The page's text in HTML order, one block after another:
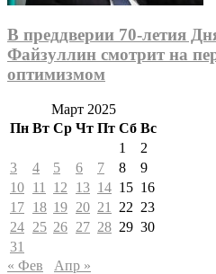
В преддверии 70-летия
Файзуллин смотрит на
оптимизмом
Март 2025
Пн Вт Ср Чт Пт Сб Вс
1
2
3
4 5 6 7 8
9
10 11 12 13 14 15 16
17 18 19 20 21 22 23
24 25 26 27 28 29 30
31
« Фев
Апр »